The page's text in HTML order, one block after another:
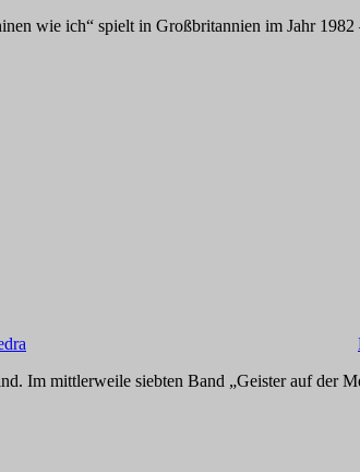
wie ich“ spielt in Großbritannien im Jahr 1982
Im mittlerweile siebten Band „Geister auf der